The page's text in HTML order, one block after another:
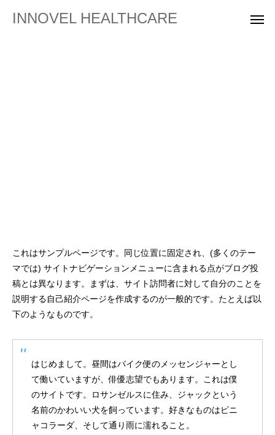
INNOVEL HEALTHCARE
これはサンプルページです。同じ位置に固定され、(多くのテー
マでは) サイトナビゲーションメニューに含まれる点がブログ投
稿とは異なります。まずは、サイト訪問者に対して自分のことを
説明する自己紹介ページを作成するのが一般的です。たとえば以
下のようなものです。
はじめまして。昼間はバイク便のメッセンジャーとし
て働いていますが、俳優志望でもあります。これは僕
のサイトです。ロサンゼルスに住み、ジャックという
名前のかわいい犬を飼っています。好きなものはピニ
ャコラーダ、そして通り雨に濡れること。